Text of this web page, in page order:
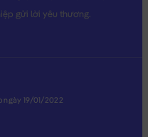
gửi lời yêu thương.
ngày 19/01/2022